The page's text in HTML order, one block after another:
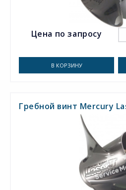
Цена по запросу
В КОРЗИНУ
Гребной винт Mercury